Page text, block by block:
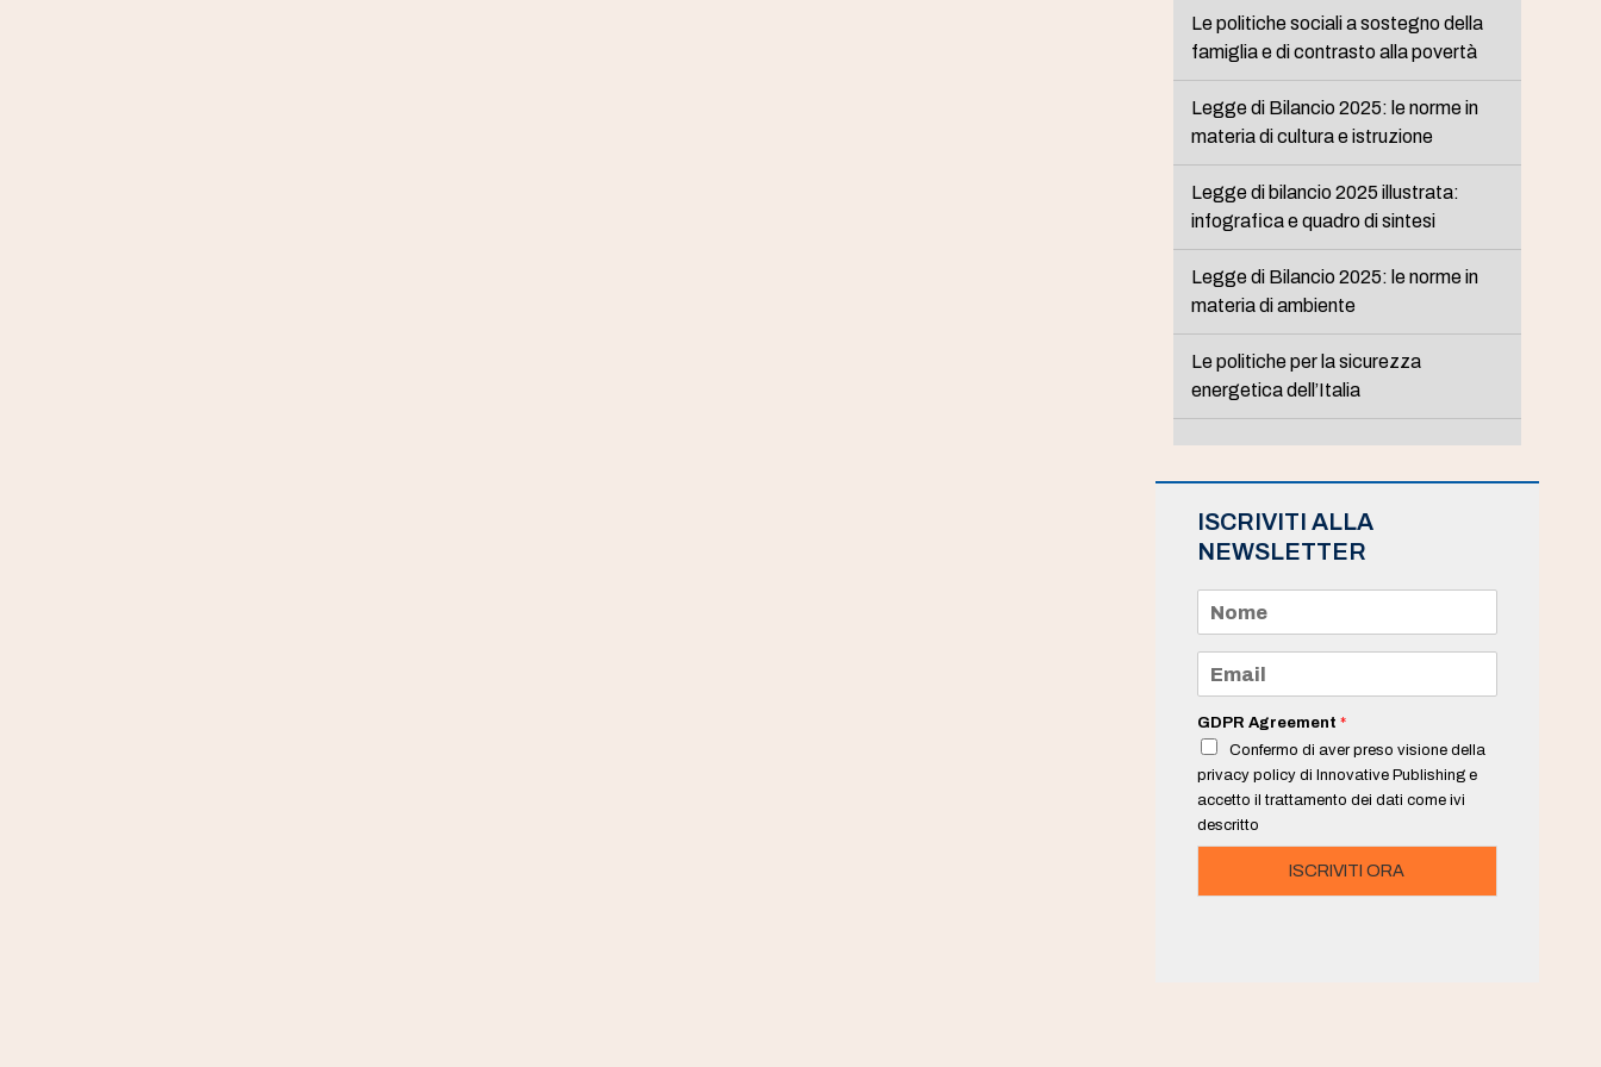
Le politiche sociali a sostegno della
famiglia e di contrasto alla povertà
Legge di Bilancio 2025: le norme in
materia di cultura e istruzione
Legge di bilancio 2025 illustrata:
infografica e quadro di sintesi
Legge di Bilancio 2025: le norme in
materia di ambiente
Le politiche per la sicurezza
energetica dell’Italia
ISCRIVITI ALLA
NEWSLETTER
m
e
a
i
*
GDPR Agreement *
Confermo di aver preso visione della
privacy policy di Innovative Publishing e
accetto il trattamento dei dati come ivi
descritto
ISCRIVITI ORA